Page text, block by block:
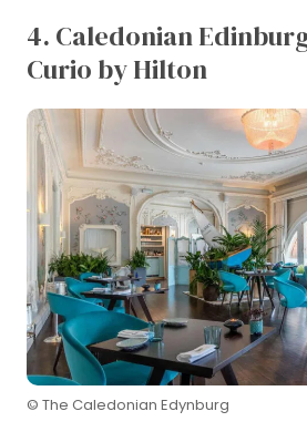
4. Caledonian
Curio by Hilton
© The Caledonian Edynburg